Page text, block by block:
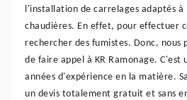
l'installation de carrelages adaptés
chaudières. En effet, pour effectuer
rechercher des fumistes. Donc, nous
de faire appel à KR Ramonage. C'est
années d'expérience en la matière.
un devis totalement gratuit et sans